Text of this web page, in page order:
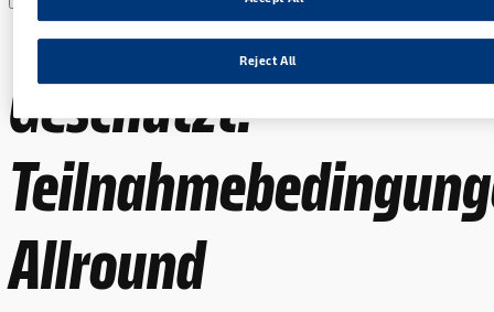
Geschützt:
Allround
Reject All